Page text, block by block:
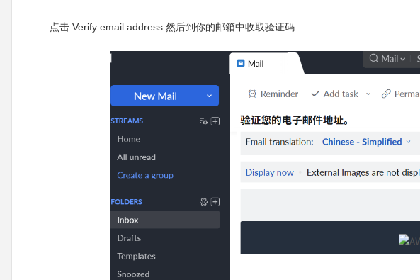
点击 Verify email address 然后到你的邮箱中收取验证码